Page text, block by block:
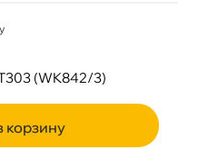
(WK842/3)
корзину